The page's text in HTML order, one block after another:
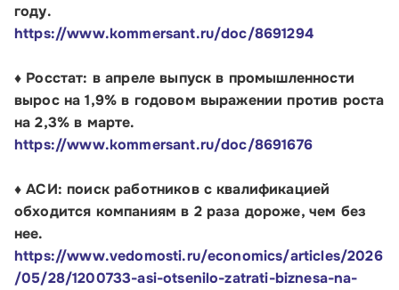
году.
https://www.kommersant.ru/doc/8691294
♦ Росстат: в апреле выпуск в промышленности
вырос на 1,9% в годовом выражении против роста
на 2,3% в марте.
https://www.kommersant.ru/doc/8691676
♦ АСИ: поиск работников с квалификацией
обходится компаниям в 2 раза дороже, чем без
нее.
https://www.vedomosti.ru/economics/articles/2026
/05/28/1200733-asi-otsenilo-zatrati-biznesa-na-